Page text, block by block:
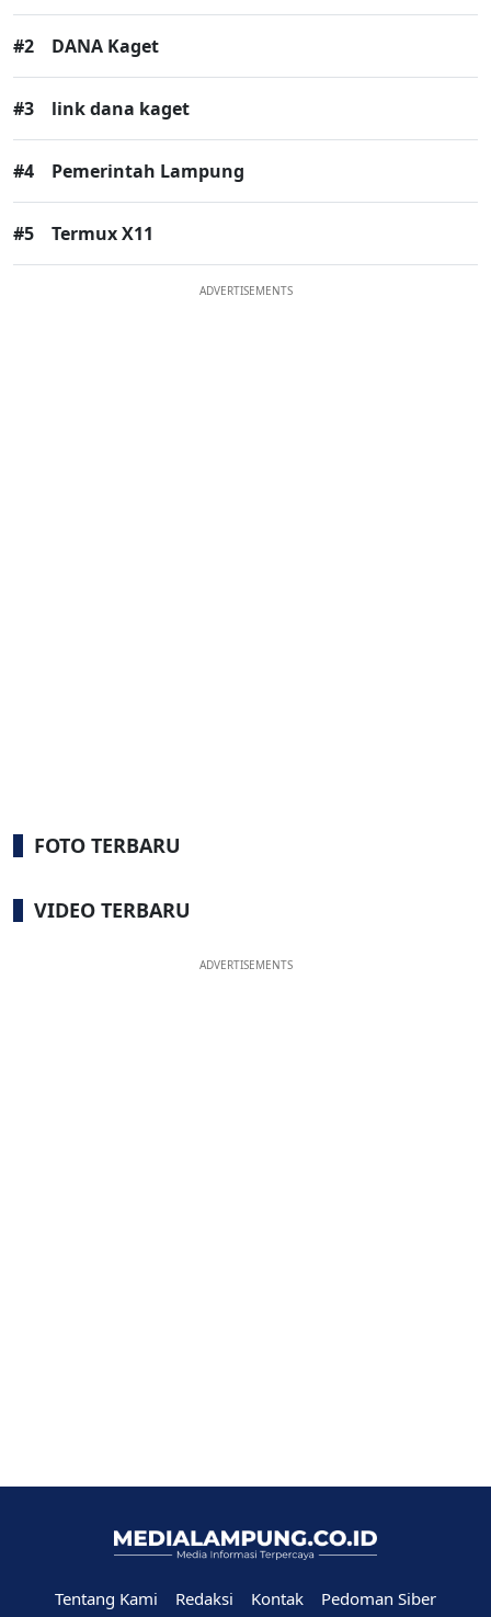
#2 DANA Kaget
#3 link dana kaget
#4 Pemerintah Lampung
#5 Termux X11
ADVERTISEMENTS
FOTO TERBARU
VIDEO TERBARU
ADVERTISEMENTS
Tentang Kami Redaksi Kontak Pedoman Siber